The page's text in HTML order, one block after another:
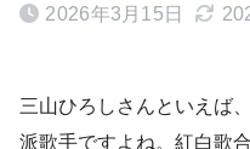
2026年3月15日
三山ひろしさんといえば
派歌手ですよね。紅白歌